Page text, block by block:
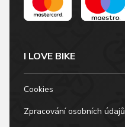
I LOVE BIKE
Cookies
Zpracování osobních údajů